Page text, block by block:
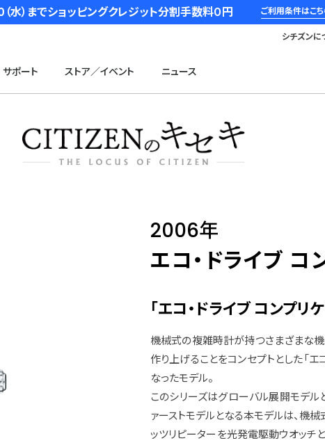
）までショッピングクレジット分割手数料０円 ご利用条件はこち
サポート ストア／イベント ニュース
シチズンに
2006年
エコ・ドライブ コ
「エコ・ドライブ コンプ
機械式の複雑時計が持つさまざまな機
作り上げることをコンセプトとした「エ
なったモデル。
このシリーズはグローバル展開モデル
ァーストモデルとなる本モデルは、機
ッツリピーターを光発電駆動ウオッチ